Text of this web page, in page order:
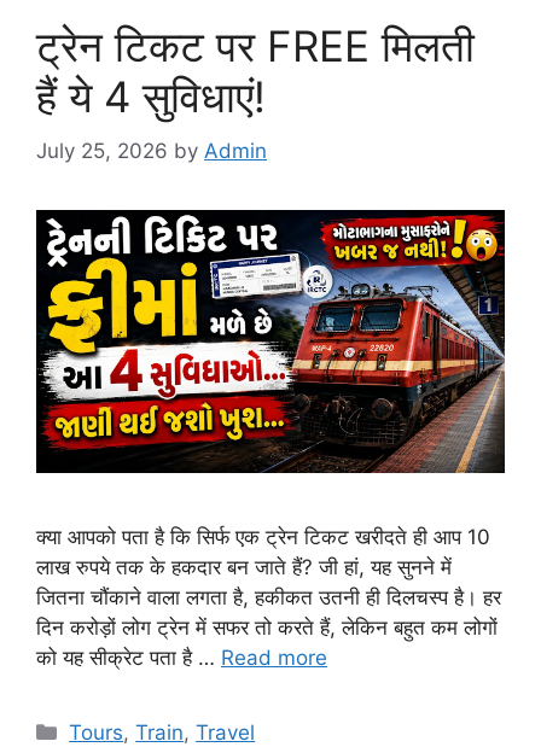
ट्रेन टिकट पर FREE मिलती
हैं ये 4 सुविधाएं!
July 25, 2026 by Admin
क्या आपको पता है कि सिर्फ एक ट्रेन टिकट खरीदते ही आप 10
लाख रुपये तक के हकदार बन जाते हैं? जी हां, यह सुनने में
जितना चौंकाने वाला लगता है, हकीकत उतनी ही दिलचस्प है। हर
दिन करोड़ों लोग ट्रेन में सफर तो करते हैं, लेकिन बहुत कम लोगों
को यह सीक्रेट पता है … Read more
Categories
Tours,Train,Travel